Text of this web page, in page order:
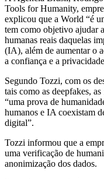
Tools for Humanity,
explicou que a World “é
tem como objetivo ajudar
humanas reais daquelas
(IA), além de aumentar o
a confiança e a
Segundo Tozzi, com os
tais como as deepfakes,
“uma prova de
humanos e IA coexistam
digital”.
Tozzi informou que a
uma verificação de
anonimização dos dados.